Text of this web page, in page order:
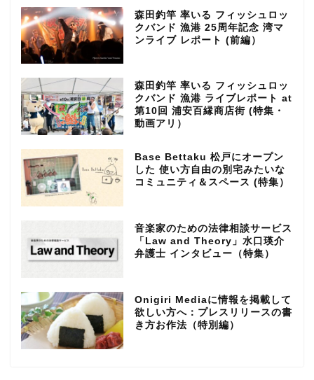
森田釣竿 率いる フィッシュロッ
クバンド 漁港 25周年記念 湾マ
ンライブ レポート (前編）
森田釣竿 率いる フィッシュロッ
クバンド 漁港 ライブレポート at
第10回 浦安百縁商店街 (特集・
動画アリ）
Base Bettaku 松戸にオープン
した 使い方自由の別宅みたいな
コミュニティ＆スペース (特集）
音楽家のための法律相談サービス
「Law and Theory」水口瑛介
弁護士 インタビュー（特集）
Onigiri Mediaに情報を掲載して
欲しい方へ：プレスリリースの書
き方お作法（特別編）